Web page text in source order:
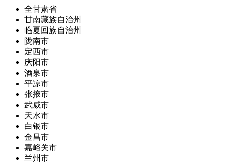
全甘肃省
甘南藏族自治州
临夏回族自治州
陇南市
定西市
庆阳市
酒泉市
平凉市
张掖市
武威市
天水市
白银市
金昌市
嘉峪关市
兰州市